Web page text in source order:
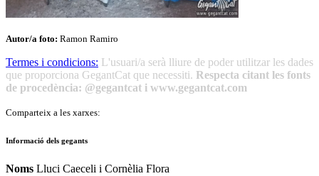
Autor/a foto: Ramon Ramiro
Termes i condicions: L'usuari/a serà lliure de poder utilitzar les dades
que proporciona GegantCat que necessiti. Respecta citant les fonts
de procedència: @gegantcat i www.gegantcat.com
Comparteix a les xarxes:
Informació dels gegants
Noms Lluci Caeceli i Cornèlia Flora